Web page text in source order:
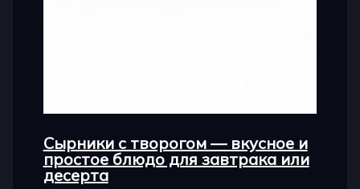
Сырники с творогом — вкусное и
простое блюдо для завтрака или
десерта